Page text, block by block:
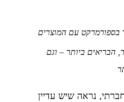
בספורמרקט עם המוצרים
הבריאים ביותר – וגם
נראה שיש עדיין